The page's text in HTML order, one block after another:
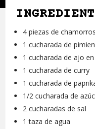
4 piezas de
1 cucharada de
1 cucharada de ajo
1 cucharada de curry
1 cucharada de
1/2 cucharada de
2 cucharadas de sal
1 taza de agua